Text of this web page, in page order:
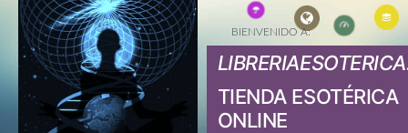
TIENDA ESOTÉRICA
ONLINE
BIENVENIDO A: